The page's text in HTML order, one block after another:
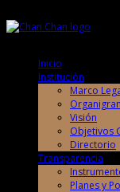
Inicio
Institución
Marco
Visión
Objetivos
Directorio
Transparencia
Planes y